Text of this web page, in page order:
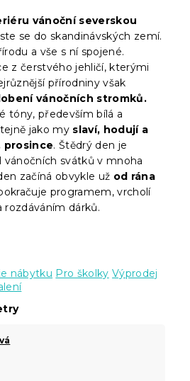
vánoční severskou
se do skandinávských zemí.
a vše s ní spojené.
z čerstvého jehličí, kterými
přírodniny však
vánočních stromků.
tóny, především bílá a
jako my slaví, hodují a
prosince. Štědrý den je
vánočních svátků v mnoha
začíná obvykle už od rána
programem, vrcholí
rozdáváním dárků.
nábytku Pro školky Výprodej